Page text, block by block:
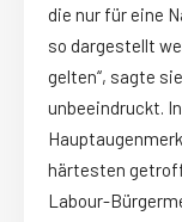
die nur für eine
so dargestellt
gelten“, sagte
unbeeindruckt.
härtesten
Labour-